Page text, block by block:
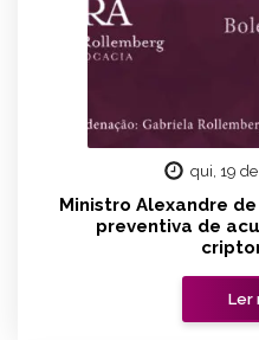
qui, 19
Ministro Alexandre
preventiva de
Ler